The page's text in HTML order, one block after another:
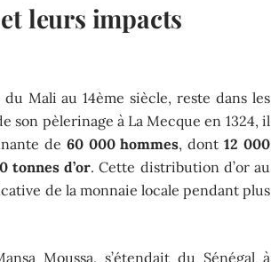
leurs impacts
Mali au 14ème siècle, reste dans les
son pèlerinage à La Mecque en 1324, il
de 60 000 hommes, dont12 000
tonnes d’or. Cette distribution d’or au
de la monnaie locale pendant plus
Moussa, s’étendait du Sénégal à